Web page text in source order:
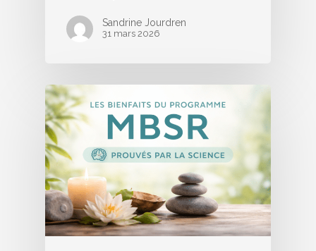
Sandrine Jourdren
31 mars 2026